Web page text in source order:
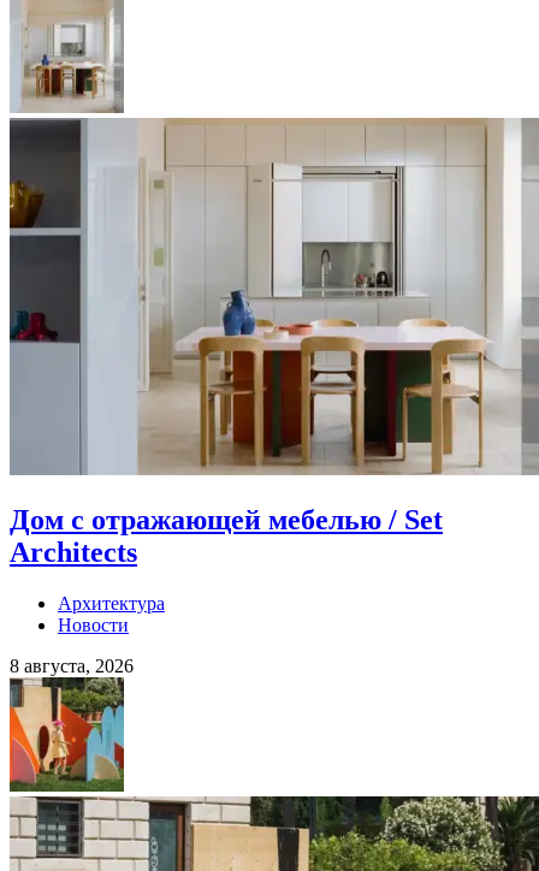
Дом с отражающей мебелью / Set
Architects
Архитектура
Новости
8 августа, 2026